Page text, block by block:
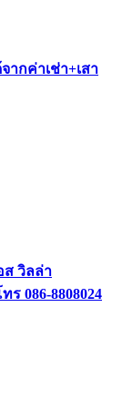
ากค่าเช่า+เสา
ส วิลล่า
086-8808024